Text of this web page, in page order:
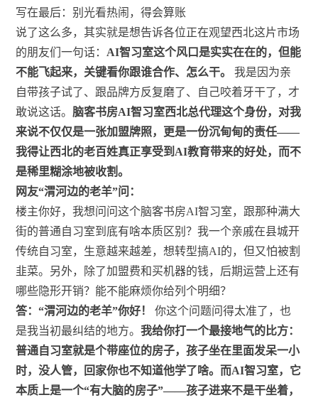
写在最后：别光看热闹，得会算账
说了这么多，其实就是想告诉各位正在观望西北这片市场
的朋友们一句话：AI智习室这个风口是实实在在的，但能
不能飞起来，关键看你跟谁合作、怎么干。
我是因为亲
自带孩子试了、跟品牌方反复磨了、自己咬着牙干了，才
敢说这话。脑客书房AI智习室西北总代理这个身份，对我
来说不仅仅是一张加盟牌照，更是一份沉甸甸的责任——
我得让西北的老百姓真正享受到AI教育带来的好处，而不
是稀里糊涂地被收割。
网友“渭河边的老羊”问：
楼主你好，我想问问这个脑客书房AI智习室，跟那种满大
街的普通自习室到底有啥本质区别？我一个亲戚在县城开
传统自习室，生意越来越差，想转型搞AI的，但又怕被割
韭菜。另外，除了加盟费和买机器的钱，后期运营上还有
哪些隐形开销？能不能麻烦你给列个明细？
答：“渭河边的老羊”你好！
你这个问题问得太准了，也
是我当初最纠结的地方。我给你打一个最接地气的比方：
普通自习室就是个带座位的房子，孩子坐在里面发呆一小
时，没人管，回家你也不知道他学了啥。而AI智习室，它
本质上是一个“有大脑的房子”——孩子进来不是干坐着，